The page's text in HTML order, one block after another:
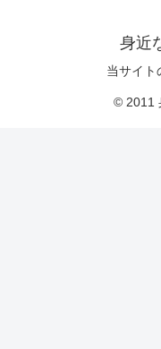
身近
当サイト
© 2011